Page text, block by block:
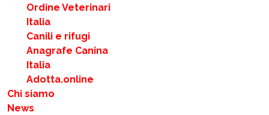
Ordine Veterinari
Italia
Canili e rifugi
Anagrafe Canina
Italia
Adotta.online
Chi siamo
News